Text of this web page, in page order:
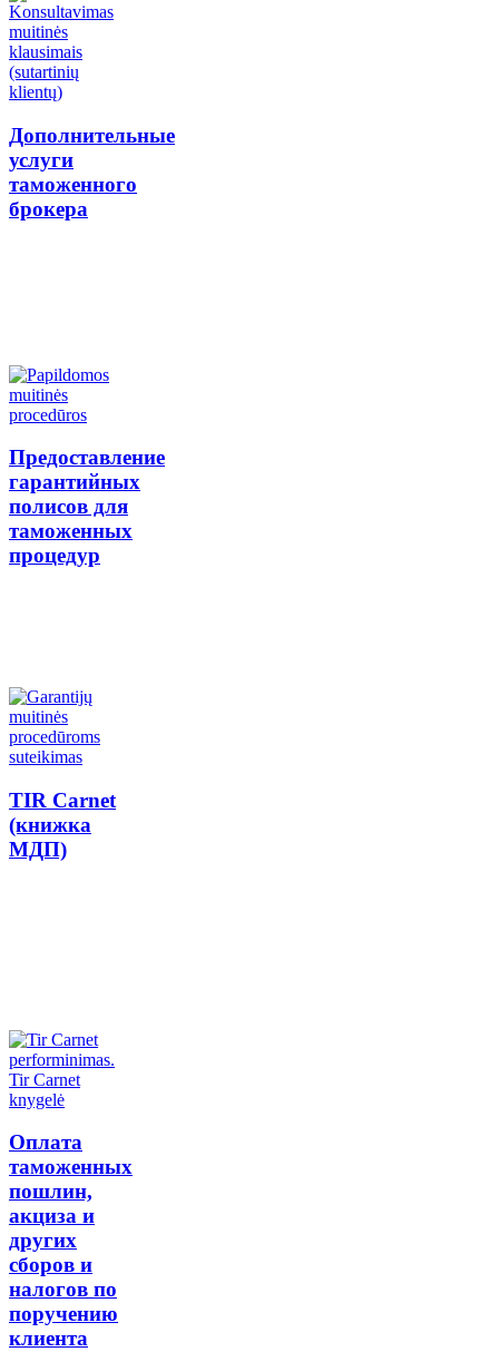
Дополнительные
услуги
таможенного
брокера
Предоставление
гарантийных
полисов для
таможенных
процедур
TIR Carnet
(книжка
МДП)
Оплата
таможенных
пошлин,
акциза и
других
сборов и
налогов по
поручению
клиента